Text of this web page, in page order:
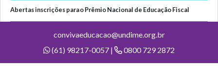
Abertas inscrições para o Prêmio Nacional de Educação Fiscal
convivaeducacao@undime.org.br
(61) 98217-0057 |
0800 729 2872